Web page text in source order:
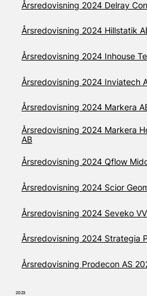
Årsredovisning 2024 Delray
Årsredovisning 2024 Hillstatik
Årsredovisning 2024 Inhouse
Årsredovisning 2024 Inviatech
Årsredovisning 2024 Markera
Årsredovisning 2024 Markera
AB
Årsredovisning 2024 Qflow
Årsredovisning 2024 Scior
Årsredovisning 2024 Seveko
Årsredovisning 2024 Strategia
Årsredovisning Prodecon AS
2023